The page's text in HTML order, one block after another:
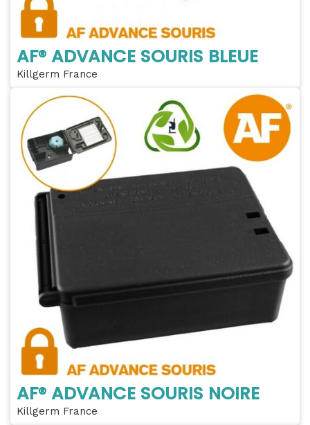
AF® ADVANCE SOURIS BLEUE
Killgerm France
AF® ADVANCE SOURIS NOIRE
Killgerm France